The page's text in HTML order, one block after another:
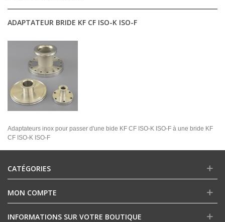
ADAPTATEUR BRIDE KF CF ISO-K ISO-F
Adaptateurs inox pour passer d'une bide KF CF ISO-K ISO-F à une bride KF
CF ISO-K ISO-F
CATÉGORIES
MON COMPTE
INFORMATIONS SUR VOTRE BOUTIQUE